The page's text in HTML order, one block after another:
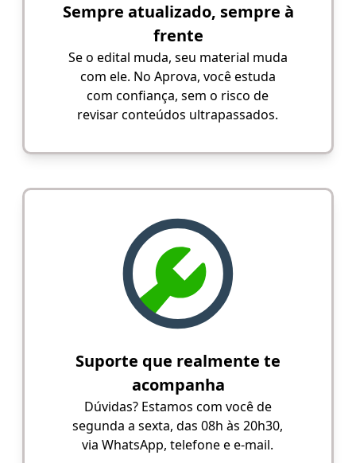
Sempre atualizado, sempre à
frente
Se o edital muda, seu material muda
com ele. No Aprova, você estuda
com confiança, sem o risco de
revisar conteúdos ultrapassados.
Suporte que realmente te
acompanha
Dúvidas? Estamos com você de
segunda a sexta, das 08h às 20h30,
via WhatsApp, telefone e e-mail.